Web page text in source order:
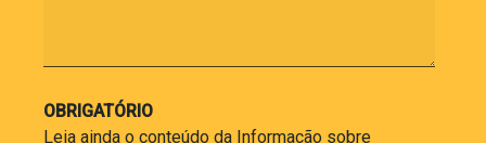
OBRIGATÓRIO
Leia ainda o conteúdo da Informação sobre